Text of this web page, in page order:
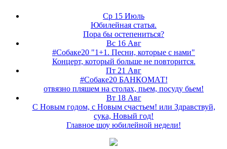
Ср 15 Июль
Юбилейная статья.
Пора бы остепениться?
Вс 16 Авг
#Собаке20 "1+1. Песни, которые с нами"
Концерт, который больше не повторится.
Пт 21 Авг
#Собаке20 БАНКОМАТ!
отвязно пляшем на столах, пьем, посуду бьем!
Вт 18 Авг
С Новым годом, с Новым счастьем! или Здравствуй,
сука, Новый год!
Главное шоу юбилейной недели!